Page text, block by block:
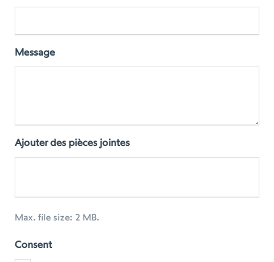
Message
Ajouter des pièces jointes
Max. file size: 2 MB.
Consent